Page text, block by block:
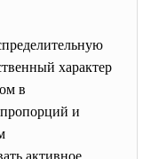
характер
в
и
активное